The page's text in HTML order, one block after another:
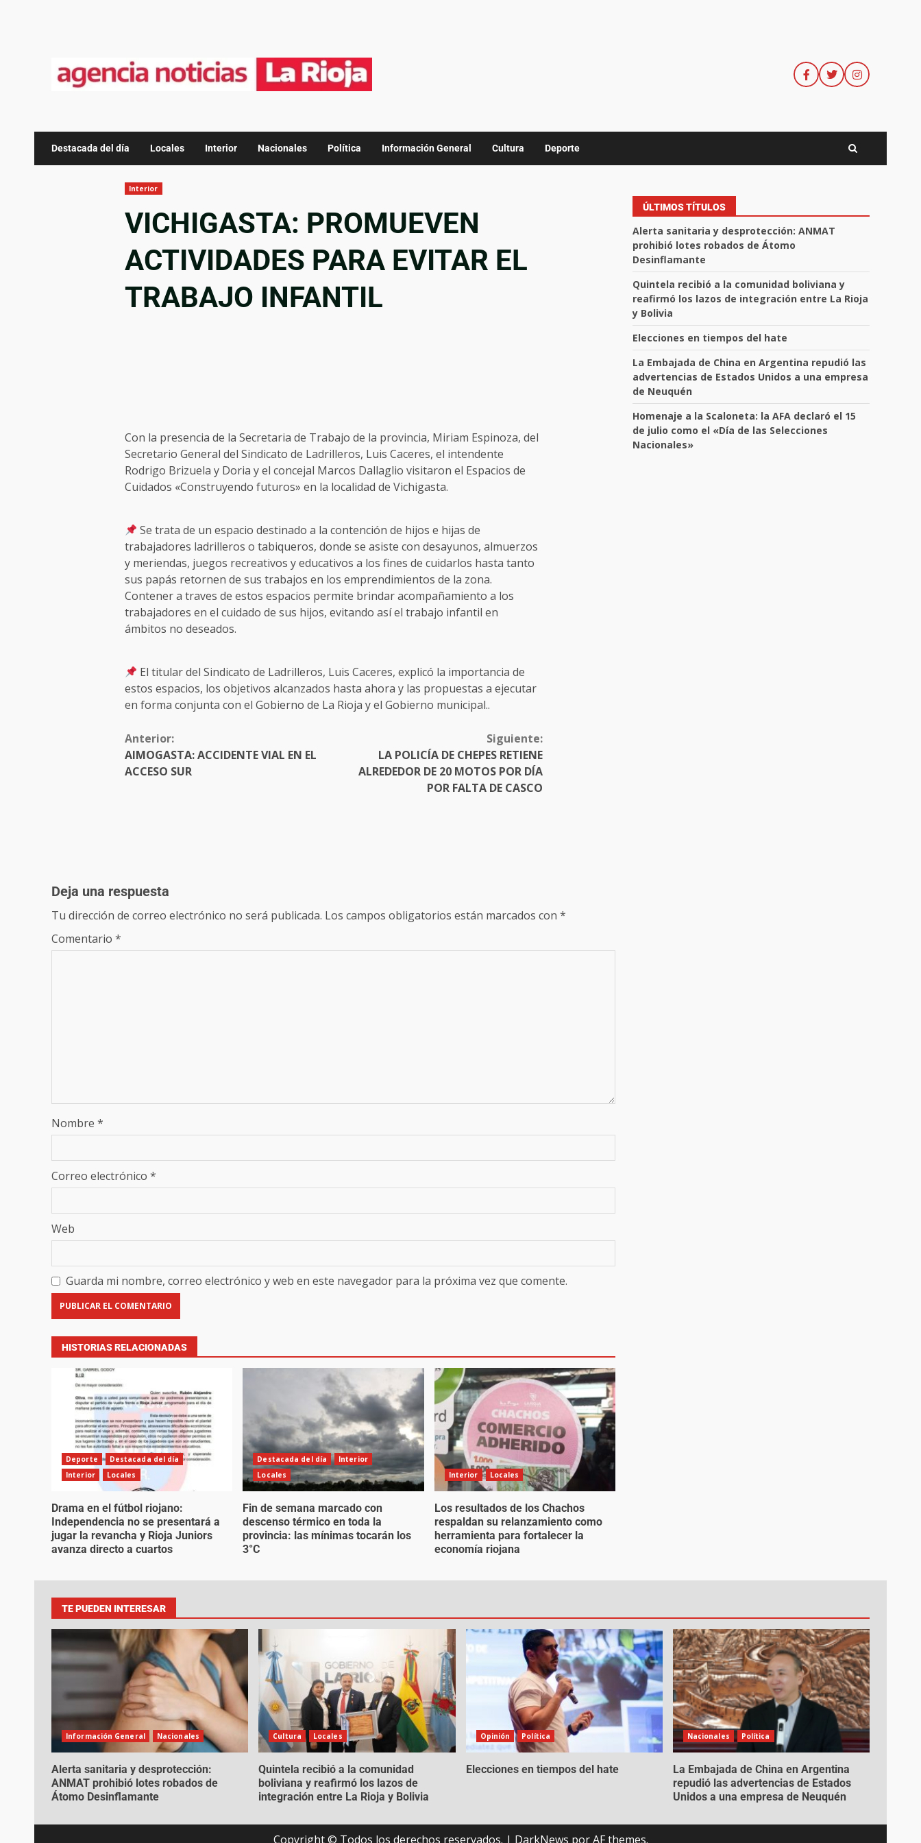
Destacada del día Locales Interior Nacionales Política Información General Cultura Deporte
Interior
VICHIGASTA: PROMUEVEN
ACTIVIDADES PARA EVITAR EL
TRABAJO INFANTIL
Con la presencia de la Secretaria de Trabajo de la provincia, Miriam Espinoza, del
Secretario General del Sindicato de Ladrilleros, Luis Caceres, el intendente
Rodrigo Brizuela y Doria y el concejal Marcos Dallaglio visitaron el Espacios de
Cuidados «Construyendo futuros» en la localidad de Vichigasta.
Se trata de un espacio destinado a la contención de hijos e hijas de
trabajadores ladrilleros o tabiqueros, donde se asiste con desayunos, almuerzos
y meriendas, juegos recreativos y educativos a los fines de cuidarlos hasta tanto
sus papás retornen de sus trabajos en los emprendimientos de la zona.
Contener a traves de estos espacios permite brindar acompañamiento a los
trabajadores en el cuidado de sus hijos, evitando así el trabajo infantil en
ámbitos no deseados.
El titular del Sindicato de Ladrilleros, Luis Caceres, explicó la importancia de
estos espacios, los objetivos alcanzados hasta ahora y las propuestas a ejecutar
en forma conjunta con el Gobierno de La Rioja y el Gobierno municipal..
Anterior:
AIMOGASTA: ACCIDENTE VIAL EN EL
ACCESO SUR
Siguiente:
LA POLICÍA DE CHEPES RETIENE
ALREDEDOR DE 20 MOTOS POR DÍA
POR FALTA DE CASCO
Deja una respuesta
Tu dirección de correo electrónico no será publicada. Los campos obligatorios están marcados con *
Comentario *
Nombre *
Correo electrónico *
Web
Guarda mi nombre, correo electrónico y web en este navegador para la próxima vez que comente.
HISTORIAS RELACIONADAS
Deporte
Destacada del día
Interior
Locales
Drama en el fútbol riojano:
Independencia no se presentará a
jugar la revancha y Rioja Juniors
avanza directo a cuartos
Destacada del día
Interior
Locales
Fin de semana marcado con
descenso térmico en toda la
provincia: las mínimas tocarán los
3°C
Interior Locales
Los resultados de los Chachos
respaldan su relanzamiento como
herramienta para fortalecer la
economía riojana
ÚLTIMOS TÍTULOS
Alerta sanitaria y desprotección: ANMAT
prohibió lotes robados de Átomo
Desinflamante
Quintela recibió a la comunidad boliviana y
reafirmó los lazos de integración entre La Rioja
y Bolivia
Elecciones en tiempos del hate
La Embajada de China en Argentina repudió las
advertencias de Estados Unidos a una empresa
de Neuquén
Homenaje a la Scaloneta: la AFA declaró el 15
de julio como el «Día de las Selecciones
Nacionales»
TE PUEDEN INTERESAR
Información General Nacionales
Alerta sanitaria y desprotección:
ANMAT prohibió lotes robados de
Átomo Desinflamante
Cultura Locales
Quintela recibió a la comunidad
boliviana y reafirmó los lazos de
integración entre La Rioja y Bolivia
Opinión Política
Elecciones en tiempos del hate
Nacionales Política
La Embajada de China en Argentina
repudió las advertencias de Estados
Unidos a una empresa de Neuquén
Copyright © Todos los derechos reservados. | DarkNews por AF themes.